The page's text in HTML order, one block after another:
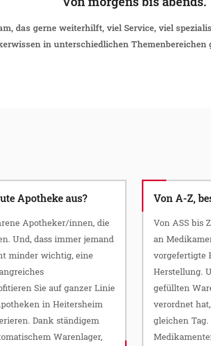
das gerne weiterhilft, viel Service, viel
in unterschiedlichen
Apotheke aus?
Apotheker/innen, die
Und, dass immer jemand
minder wichtig, eine
Sie auf ganzer Linie
in Heitersheim
Dank ständigem
Warenlager,
Von A-Z,
Von ASS bis
an
vorgefertigte
Herstellung.
gefüllten
verordnet
gleichen